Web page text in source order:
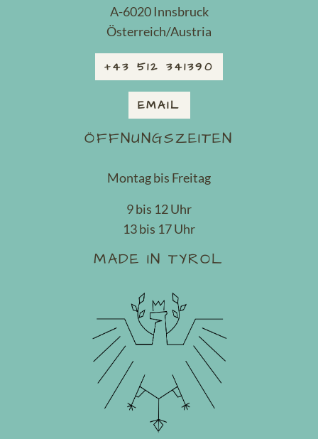
A-6020 Innsbruck
Österreich/Austria
+43 512 341390
EMAIL
ÖFFNUNGSZEITEN
Montag bis Freitag
9 bis 12 Uhr
13 bis 17 Uhr
MADE IN TYROL